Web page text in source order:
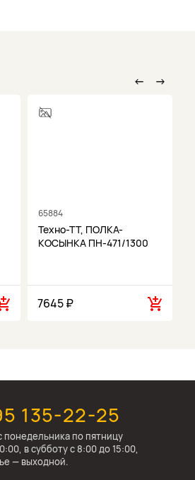
←
65884
Техно-ТТ, ПОЛКА-
КОСЫНКА ПН-471/1300
7645 ₽
→
135-22-25
понедельника по пятницу
в субботу с 8:00 до 15:00,
— выходной.